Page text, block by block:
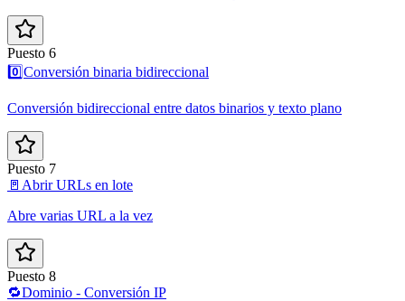
Puesto 6
0️⃣Conversión binaria bidireccional
Conversión bidireccional entre datos binarios y texto plano
Puesto 7
🚪 Abrir URLs en lote
Abre varias URL a la vez
Puesto 8
🔁Dominio - Conversión IP